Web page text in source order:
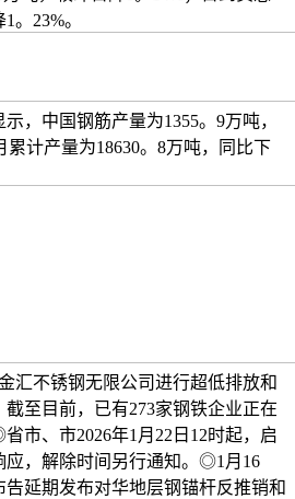
。23%。
，中国钢筋产量为1355。9万吨，
累计产量为18630。8万吨，同比下
汇不锈钢无限公司进行超低排放和
至目前，已有273家钢铁企业正在
市、市2026年1月22日12时起，启
，解除时间另行通知。◎1月16
告延期发布对华地层钢锚杆反推销和